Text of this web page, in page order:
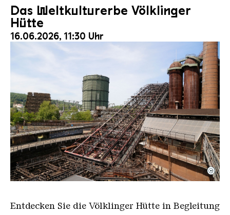
Das Weltkulturerbe Völklinger
Hütte
16.06.2026, 11:30 Uhr
Der Erzschrägaufzug der Völklinger Hütte mit
Copyright: Weltkulturerbe Völklinger Hütte | Karl
©
Entdecken Sie die Völklinger Hütte in Begleitung